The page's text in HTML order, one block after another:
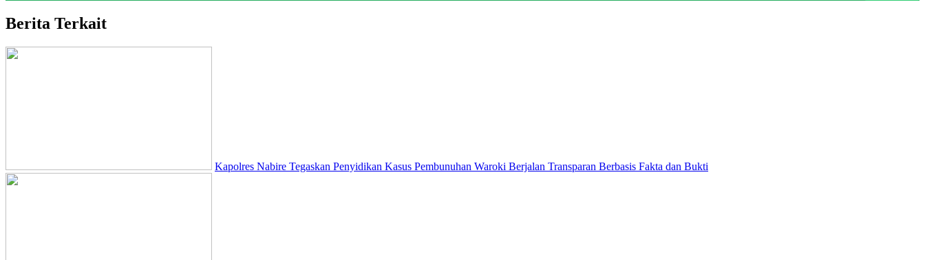
Berita Terkait
Kapolres Nabire Tegaskan Penyidikan Kasus Pembunuhan Waroki Berjalan Transparan Berbasis Fakta dan Bukti